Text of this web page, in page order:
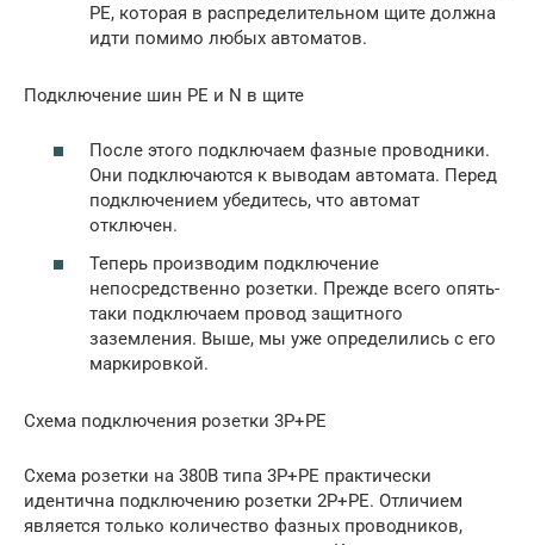
РЕ, которая в распределительном щите должна
идти помимо любых автоматов.
Подключение шин РЕ и N в щите
После этого подключаем фазные проводники.
Они подключаются к выводам автомата. Перед
подключением убедитесь, что автомат
отключен.
Теперь производим подключение
непосредственно розетки. Прежде всего опять-
таки подключаем провод защитного
заземления. Выше, мы уже определились с его
маркировкой.
Схема подключения розетки 3Р+РЕ
Схема розетки на 380В типа 3Р+РЕ практически
идентична подключению розетки 2Р+РЕ. Отличием
является только количество фазных проводников,